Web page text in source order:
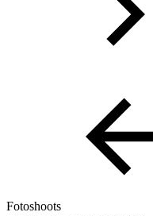
Fotoshoots